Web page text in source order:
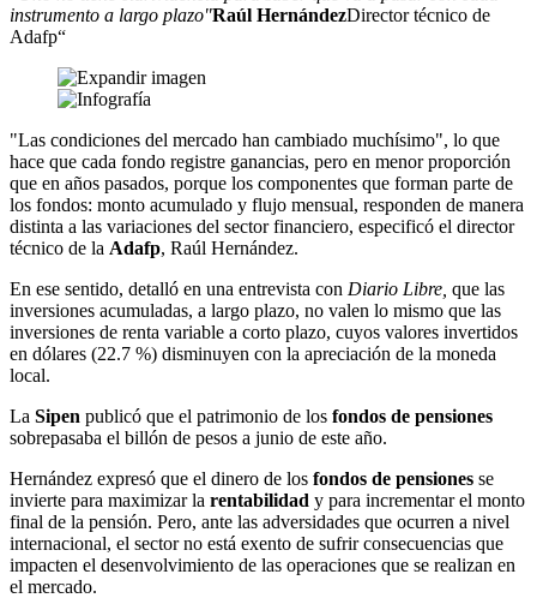
instrumento a largo plazo"Raúl HernándezDirector técnico de
Adafp“
"Las condiciones del mercado han cambiado muchísimo", lo que
hace que cada fondo registre ganancias, pero en menor proporción
que en años pasados, porque los componentes que forman parte de
los fondos: monto acumulado y flujo mensual, responden de manera
distinta a las variaciones del sector financiero, especificó el director
técnico de la Adafp, Raúl Hernández.
En ese sentido, detalló en una entrevista con Diario Libre, que las
inversiones acumuladas, a largo plazo, no valen lo mismo que las
inversiones de renta variable a corto plazo, cuyos valores invertidos
en dólares (22.7 %) disminuyen con la apreciación de la moneda
local.
La Sipen publicó que el patrimonio de los fondos de pensiones
sobrepasaba el billón de pesos a junio de este año.
Hernández expresó que el dinero de los fondos de pensiones se
invierte para maximizar la rentabilidad y para incrementar el monto
final de la pensión. Pero, ante las adversidades que ocurren a nivel
internacional, el sector no está exento de sufrir consecuencias que
impacten el desenvolvimiento de las operaciones que se realizan en
el mercado.